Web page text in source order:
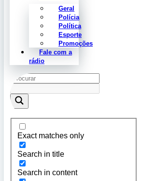
Geral
Polícia
Política
Esporte
Promoções
Fale com a
rádio
Exact matches only
Search in title
Search in content